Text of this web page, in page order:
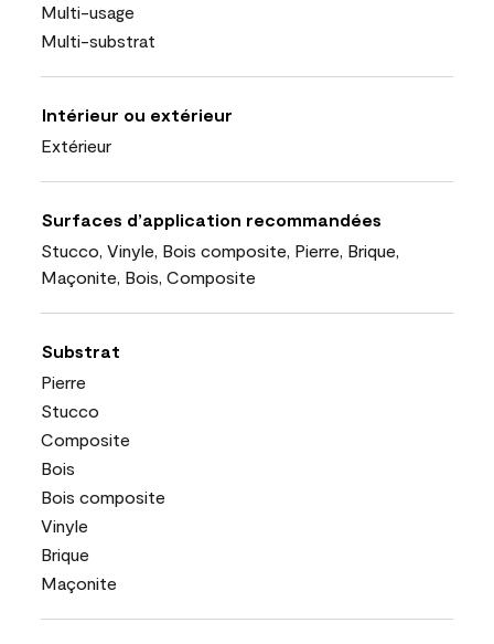
Multi-usage
Multi-substrat
Intérieur ou extérieur
Extérieur
Surfaces d’application recommandées
Stucco, Vinyle, Bois composite, Pierre, Brique,
Maçonite, Bois, Composite
Substrat
Pierre
Stucco
Composite
Bois
Bois composite
Vinyle
Brique
Maçonite